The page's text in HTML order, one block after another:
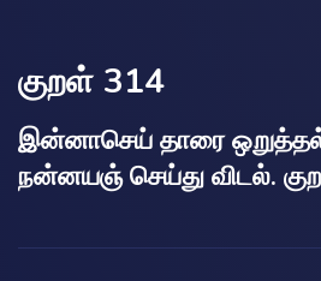
குறள் 314
இன்னாசெய் தாரை
நன்னயஞ் செய்து விடல்.